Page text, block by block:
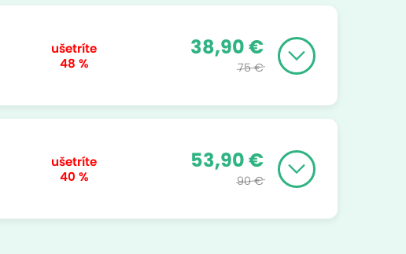
ušetríte
48 %
38,90 €
75 €
ušetríte
40 %
53,90 €
90 €